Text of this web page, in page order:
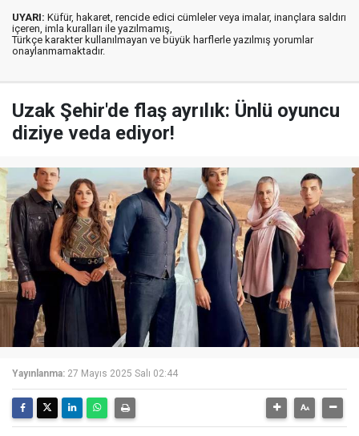
UYARI: Küfür, hakaret, rencide edici cümleler veya imalar, inançlara saldırı
içeren, imla kuralları ile yazılmamış,
Türkçe karakter kullanılmayan ve büyük harflerle yazılmış yorumlar
onaylanmamaktadır.
Uzak Şehir'de flaş ayrılık: Ünlü oyuncu
diziye veda ediyor!
Yayınlanma: 27 Mayıs 2025 Salı 02:44